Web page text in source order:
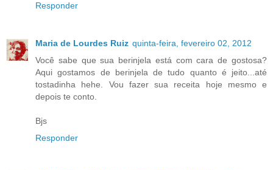
Responder
Maria de Lourdes Ruiz quinta-feira, fevereiro 02, 2012
Você sabe que sua berinjela está com cara de gostosa?
Aqui gostamos de berinjela de tudo quanto é jeito...até
tostadinha hehe. Vou fazer sua receita hoje mesmo e
depois te conto.
Bjs
Responder